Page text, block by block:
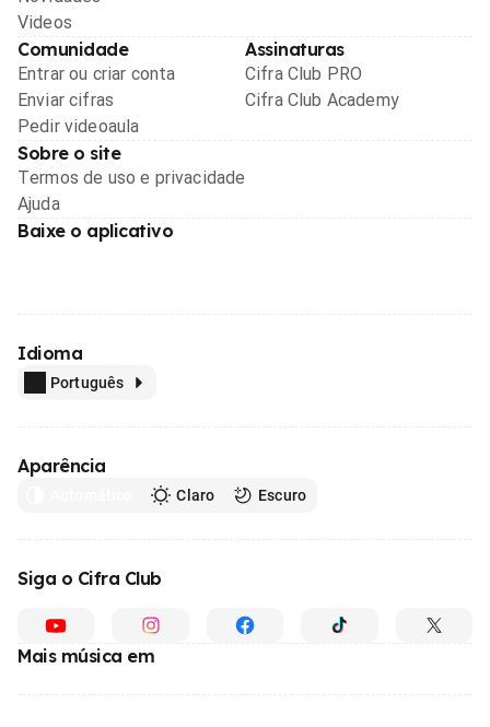
Videos
Comunidade
Entrar ou criar conta
Enviar cifras
Pedir videoaula
Assinaturas
Cifra Club PRO
Cifra Club Academy
Sobre o site
Termos de uso e privacidade
Ajuda
Baixe o aplicativo
Idioma
Português
Aparência
Claro Escuro
Siga o Cifra Club
Mais música em